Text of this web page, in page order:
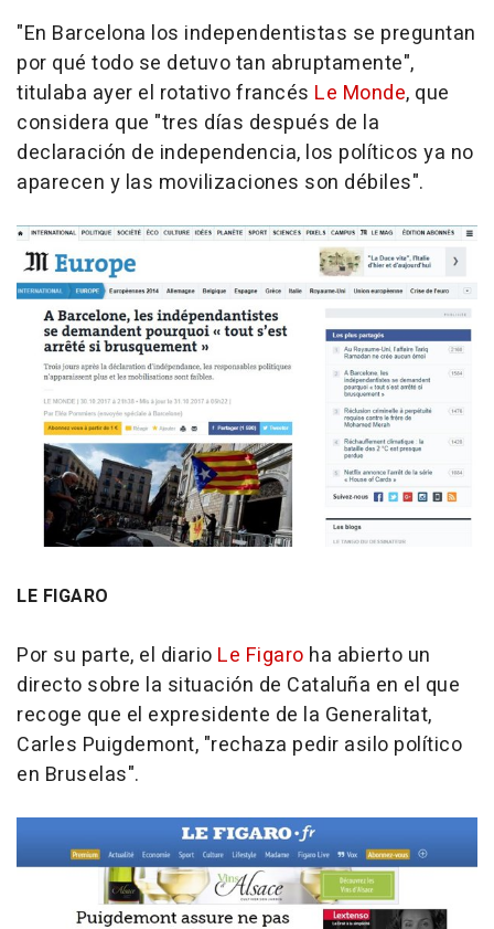
"En Barcelona los independentistas se preguntan
por qué todo se detuvo tan abruptamente",
titulaba ayer el rotativo francés Le Monde, que
considera que "tres días después de la
declaración de independencia, los políticos ya no
aparecen y las movilizaciones son débiles".
LE FIGARO
Por su parte, el diario Le Figaro ha abierto un
directo sobre la situación de Cataluña en el que
recoge que el expresidente de la Generalitat,
Carles Puigdemont, "rechaza pedir asilo político
en Bruselas".